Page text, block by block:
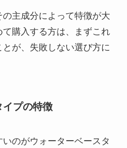
主成分によって特徴が大
購入する方は、まずこれ
が、失敗しない選び方に
イプの特徴
のがウォーターベースタ